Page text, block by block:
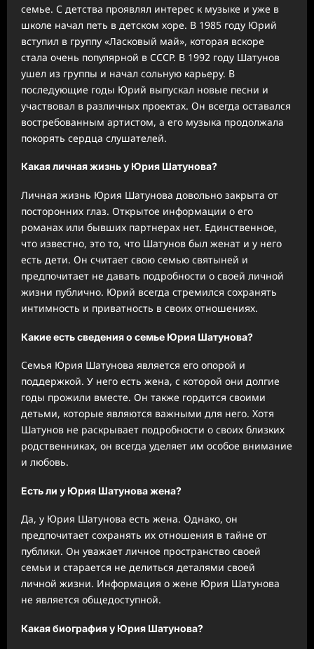
семье. С детства проявлял интерес к музыке и уже в
школе начал петь в детском хоре. В 1985 году Юрий
вступил в группу «Ласковый май», которая вскоре
стала очень популярной в СССР. В 1992 году Шатунов
ушел из группы и начал сольную карьеру. В
последующие годы Юрий выпускал новые песни и
участвовал в различных проектах. Он всегда оставался
востребованным артистом, а его музыка продолжала
покорять сердца слушателей.
Какая личная жизнь у Юрия Шатунова?
Личная жизнь Юрия Шатунова довольно закрыта от
посторонних глаз. Открытое информации о его
романах или бывших партнерах нет. Единственное,
что известно, это то, что Шатунов был женат и у него
есть дети. Он считает свою семью святыней и
предпочитает не давать подробности о своей личной
жизни публично. Юрий всегда стремился сохранять
интимность и приватность в своих отношениях.
Какие есть сведения о семье Юрия Шатунова?
Семья Юрия Шатунова является его опорой и
поддержкой. У него есть жена, с которой они долгие
годы прожили вместе. Он также гордится своими
детьми, которые являются важными для него. Хотя
Шатунов не раскрывает подробности о своих близких
родственниках, он всегда уделяет им особое внимание
и любовь.
Есть ли у Юрия Шатунова жена?
Да, у Юрия Шатунова есть жена. Однако, он
предпочитает сохранять их отношения в тайне от
публики. Он уважает личное пространство своей
семьи и старается не делиться деталями своей
личной жизни. Информация о жене Юрия Шатунова
не является общедоступной.
Какая биография у Юрия Шатунова?